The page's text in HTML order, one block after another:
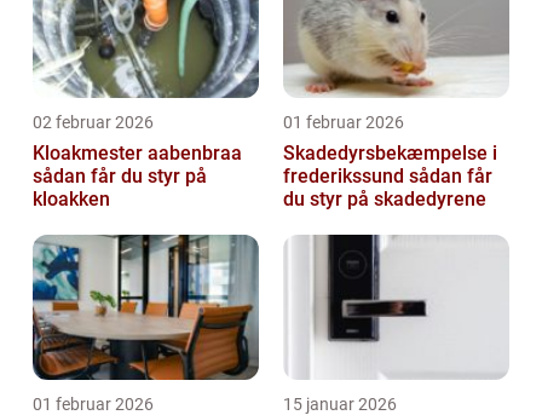
02 februar 2026
Kloakmester aabenbraa
sådan får du styr på
kloakken
01 februar 2026
Skadedyrsbekæmpelse i
frederikssund sådan får
du styr på skadedyrene
01 februar 2026 15 januar 2026